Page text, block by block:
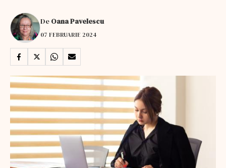
De Oana Pavelescu
07 FEBRUARIE 2024